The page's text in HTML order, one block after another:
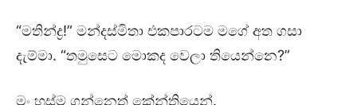
“මතින්ද්‍ර!” මන්දස්මිතා එකපාරටම මගේ අත ගසා
දැම්මා. “තමුසෙට මොකද වෙලා තියෙන්නෙ?”
මං හුස්ම ගන්නෙත් කේන්තියෙන්.